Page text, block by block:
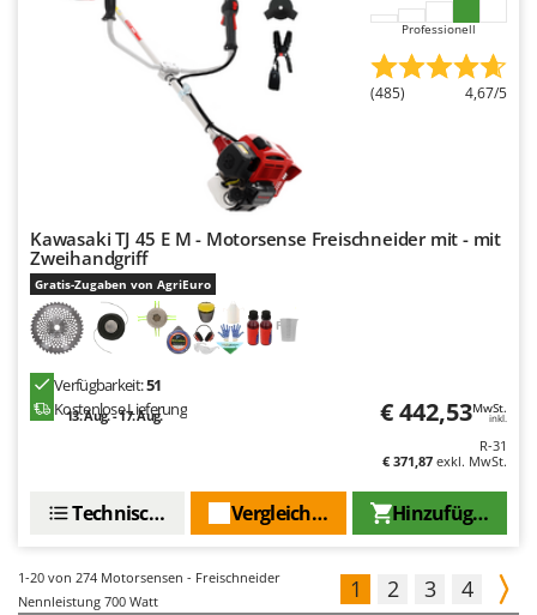
Professionell
(485) 4,67/5
Kawasaki TJ 45 E M - Motorsense Freischneider mit - mit
Zweihandgriff
Gratis-Zugaben von AgriEuro
Verfügbarkeit:51
Kostenlose Lieferung
13. Aug. - 17. Aug. € 442,53MwSt.
inkl.
R-31
€ 371,87 exkl. MwSt.
Hinzufügen
Vergleichen Sie
Technische Daten
1-20 von 274 Motorsensen - Freischneider
Nennleistung 700 Watt
1 2 3 4